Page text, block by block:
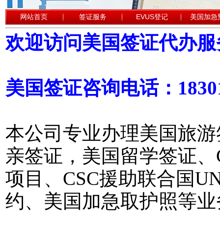
网站首页 签证服务 EVUS登记 美国加急
欢迎访问美国签证代办
美国签证咨询电话：
本公司专业办理美国旅
亲签证，美国留学签证
项目、CSC援助联合国
约、美国加急取护照等